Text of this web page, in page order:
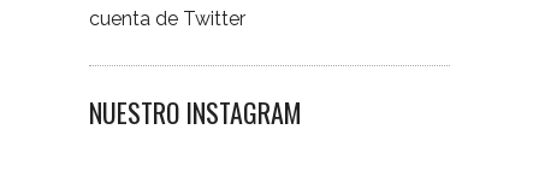
cuenta de Twitter
NUESTRO INSTAGRAM